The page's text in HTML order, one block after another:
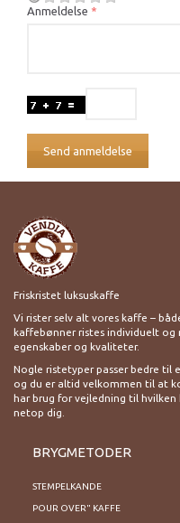
Anmeldelse
Send anmeldelse
Friskristet luksuskaffe
Vi rister selv alt vores kaffe –
kaffebønner ristes individuelt og
egenskaber og kvaliteter.
Nogle ristetyper passer bedre til
og du er altid velkommen til at
har brug for vejledning til
netop dig.
BRYGMETODER
STEMPELKANDE
POUR OVER" KAFFE